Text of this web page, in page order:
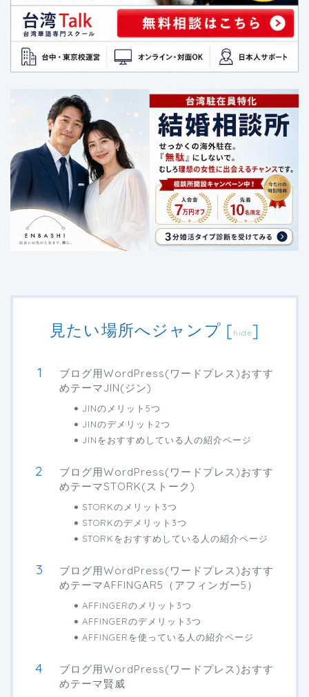
見たい場所へジャンプ [hide]
ブログ用WordPress(ワードプレス)おすす
めテーマJIN(ジン)
JINのメリット5つ
JINのデメリット2つ
JINをおすすめしている人の紹介ページ
ブログ用WordPress(ワードプレス)おすす
めテーマSTORK(ストーク)
STORKのメリット3つ
STORKのデメリット3つ
STORKをおすすめしている人の紹介ページ
ブログ用WordPress(ワードプレス)おすす
めテーマAFFINGAR5（アフィンガー5）
AFFINGERのメリット3つ
AFFINGERのデメリット3つ
AFFINGERを使っている人の紹介ページ
ブログ用WordPress(ワードプレス)おすす
めテーマ賢威